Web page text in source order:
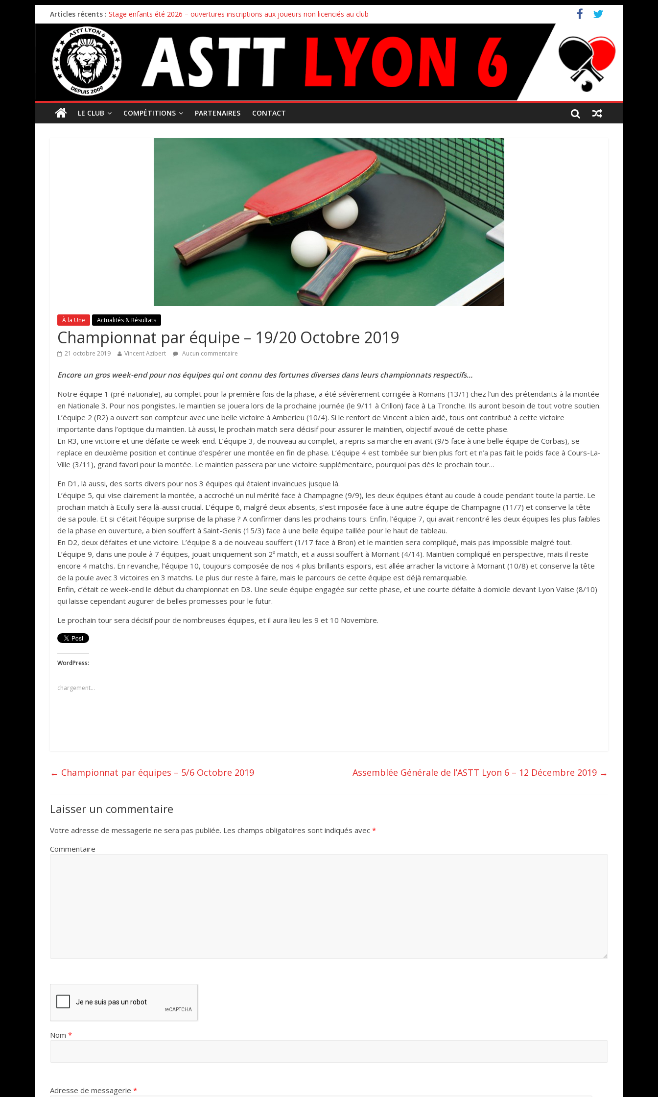
Articles récents : Stage enfants été 2026 – ouvertures inscriptions aux joueurs non licenciés au club
Championnat par équipes – 21/22 Mars 2026
Bilan de la première phase des championnats par équipes
Bilan de fin de saison pour nos équipes
Inscriptions 2026/2027 – c’est parti !
LE CLUB COMPÉTITIONS PARTENAIRES CONTACT
À la Une Actualités & Résultats
Championnat par équipe – 19/20 Octobre 2019
21 octobre 2019 Vincent Azibert Aucun commentaire
Encore un gros week-end pour nos équipes qui ont connu des fortunes diverses dans leurs championnats respectifs…
Notre équipe 1 (pré-nationale), au complet pour la première fois de la phase, a été sévèrement corrigée à Romans (13/1) chez l’un des prétendants à la montée
en Nationale 3. Pour nos pongistes, le maintien se jouera lors de la prochaine journée (le 9/11 à Crillon) face à La Tronche. Ils auront besoin de tout votre soutien.
L’équipe 2 (R2) a ouvert son compteur avec une belle victoire à Amberieu (10/4). Si le renfort de Vincent a bien aidé, tous ont contribué à cette victoire
importante dans l’optique du maintien. Là aussi, le prochain match sera décisif pour assurer le maintien, objectif avoué de cette phase.
En R3, une victoire et une défaite ce week-end. L’équipe 3, de nouveau au complet, a repris sa marche en avant (9/5 face à une belle équipe de Corbas), se
replace en deuxième position et continue d’espérer une montée en fin de phase. L’équipe 4 est tombée sur bien plus fort et n’a pas fait le poids face à Cours-La-
Ville (3/11), grand favori pour la montée. Le maintien passera par une victoire supplémentaire, pourquoi pas dès le prochain tour…
En D1, là aussi, des sorts divers pour nos 3 équipes qui étaient invaincues jusque là.
L’équipe 5, qui vise clairement la montée, a accroché un nul mérité face à Champagne (9/9), les deux équipes étant au coude à coude pendant toute la partie. Le
prochain match à Ecully sera là-aussi crucial. L’équipe 6, malgré deux absents, s’est imposée face à une autre équipe de Champagne (11/7) et conserve la tête
de sa poule. Et si c’était l’équipe surprise de la phase ? A confirmer dans les prochains tours. Enfin, l’équipe 7, qui avait rencontré les deux équipes les plus faibles
de la phase en ouverture, a bien souffert à Saint-Genis (15/3) face à une belle équipe taillée pour le haut de tableau.
En D2, deux défaites et une victoire. L’équipe 8 a de nouveau souffert (1/17 face à Bron) et le maintien sera compliqué, mais pas impossible malgré tout.
L’équipe 9, dans une poule à 7 équipes, jouait uniquement son 2e match, et a aussi souffert à Mornant (4/14). Maintien compliqué en perspective, mais il reste
encore 4 matchs. En revanche, l’équipe 10, toujours composée de nos 4 plus brillants espoirs, est allée arracher la victoire à Mornant (10/8) et conserve la tête
de la poule avec 3 victoires en 3 matchs. Le plus dur reste à faire, mais le parcours de cette équipe est déjà remarquable.
Enfin, c’était ce week-end le début du championnat en D3. Une seule équipe engagée sur cette phase, et une courte défaite à domicile devant Lyon Vaise (8/10)
qui laisse cependant augurer de belles promesses pour le futur.
Le prochain tour sera décisif pour de nombreuses équipes, et il aura lieu les 9 et 10 Novembre.
WordPress:
chargement…
← Championnat par équipes – 5/6 Octobre 2019 Assemblée Générale de l’ASTT Lyon 6 – 12 Décembre 2019 →
Laisser un commentaire
Votre adresse de messagerie ne sera pas publiée. Les champs obligatoires sont indiqués avec *
Commentaire
Nom *
Adresse de messagerie *